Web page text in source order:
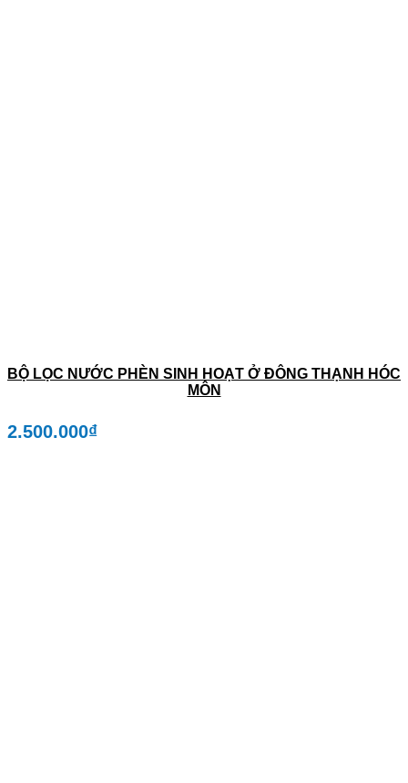
BỘ LỌC NƯỚC PHÈN SINH HOẠT Ở ĐÔNG THẠNH HÓC
MÔN
2.500.000₫